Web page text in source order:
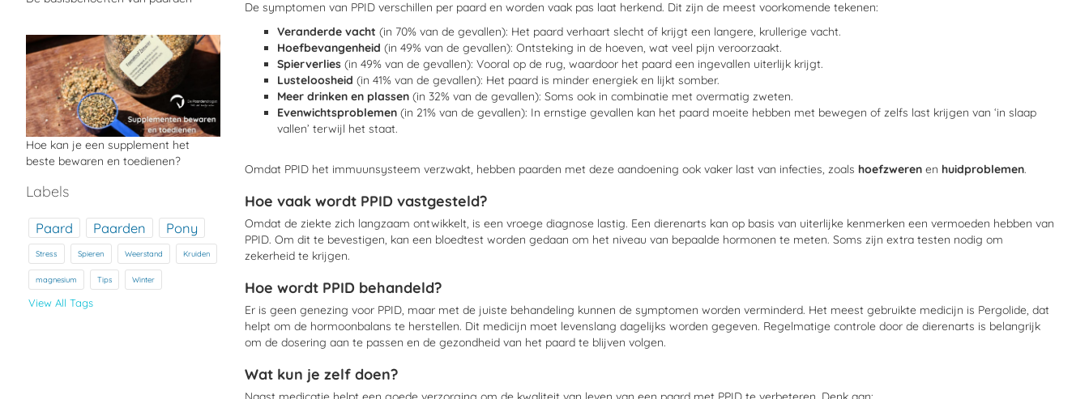
De symptomen van PPID verschillen per paard en worden vaak pas laat herkend. Dit zijn de meest voorkomende tekenen:
Veranderde vacht(in 70% van de gevallen): Het paard verhaart slecht of krijgt een langere, krullerige vacht.
Hoefbevangenheid(in 49% van de gevallen): Ontsteking in de hoeven, wat veel pijn veroorzaakt.
Spierverlies(in 49% van de gevallen): Vooral op de rug, waardoor het paard een ingevallen uiterlijk krijgt.
Lusteloosheid(in 41% van de gevallen): Het paard is minder energiek en lijkt somber.
Meer drinken en plassen(in 32% van de gevallen): Soms ook in combinatie met overmatig zweten.
Evenwichtsproblemen(in 21% van de gevallen): In ernstige gevallen kan het paard moeite hebben met bewegen of zelfs last krijgen van ‘in slaap
vallen’ terwijl het staat.
Omdat PPID het immuunsysteem verzwakt, hebben paarden met deze aandoening ook vaker last van infecties, zoals hoefzweren en huidproblemen.
Hoe vaak wordt PPID vastgesteld?
Omdat de ziekte zich langzaam ontwikkelt, is een vroege diagnose lastig. Een dierenarts kan op basis van uiterlijke kenmerken een vermoeden hebben van
PPID. Om dit te bevestigen, kan een bloedtest worden gedaan om het niveau van bepaalde hormonen te meten. Soms zijn extra testen nodig om
zekerheid te krijgen.
Hoe wordt PPID behandeld?
Er is geen genezing voor PPID, maar met de juiste behandeling kunnen de symptomen worden verminderd. Het meest gebruikte medicijn is Pergolide, dat
helpt om de hormoonbalans te herstellen. Dit medicijn moet levenslang dagelijks worden gegeven. Regelmatige controle door de dierenarts is belangrijk
om de dosering aan te passen en de gezondheid van het paard te blijven volgen.
Wat kun je zelf doen?
Hoe kan je een supplement het
beste bewaren en toedienen?
Labels
Paard Paarden Pony
Stress Spieren Weerstand Kruiden
magnesium Tips Winter
View All Tags